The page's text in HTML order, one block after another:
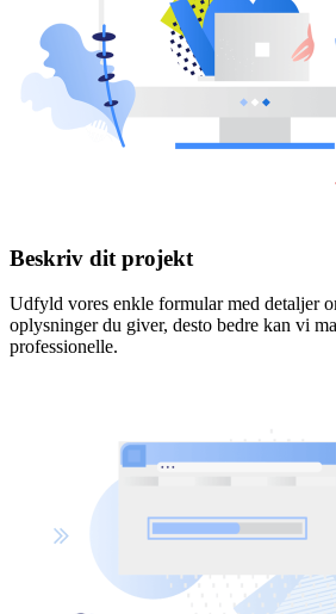
Beskriv dit projekt
Udfyld vores enkle formular med detaljer
oplysninger du giver, desto bedre kan vi
professionelle.